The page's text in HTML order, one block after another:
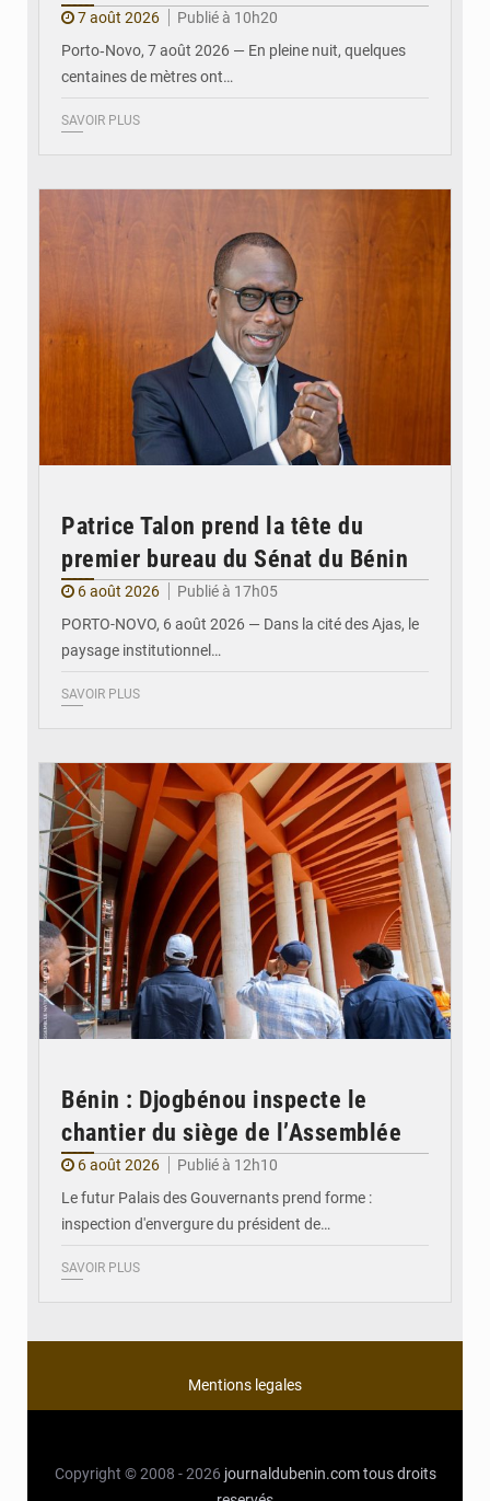
7 août 2026
Publié à 10h20
Porto‑Novo, 7 août 2026 — En pleine nuit, quelques
centaines de mètres ont…
SAVOIR PLUS
Patrice Talon prend la tête du
premier bureau du Sénat du Bénin
6 août 2026
Publié à 17h05
PORTO-NOVO, 6 août 2026 — Dans la cité des Ajas, le
paysage institutionnel…
SAVOIR PLUS
Bénin : Djogbénou inspecte le
chantier du siège de l’Assemblée
6 août 2026
Publié à 12h10
Le futur Palais des Gouvernants prend forme :
inspection d'envergure du président de…
SAVOIR PLUS
Mentions legales
Copyright © 2008 - 2026 journaldubenin.com tous droits